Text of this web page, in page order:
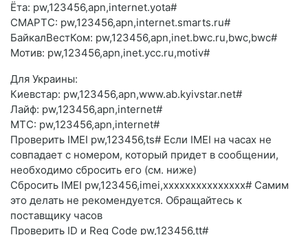
Ёта: pw,123456,apn,internet.yota#
СМАРТС: pw,123456,apn,internet.smarts.ru#
БайкалВестКом: pw,123456,apn,inet.bwc.ru,bwc,bwc#
Мотив: pw,123456,apn,inet.ycc.ru,motiv#
Для Украины:
Киевстар: pw,123456,apn,www.ab.kyivstar.net#
Лайф: pw,123456,apn,internet#
МТС: pw,123456,apn,internet#
Проверить IMEI pw,123456,ts# Если IMEI на часах не
совпадает с номером, который придет в сообщении,
необходимо сбросить его (см. ниже)
Сбросить IMEI pw,123456,imei,xxxxxxxxxxxxxxx# Самим
это делать не рекомендуется. Обращайтесь к
поставщику часов
Проверить ID и Reg Code pw,123456,tt#